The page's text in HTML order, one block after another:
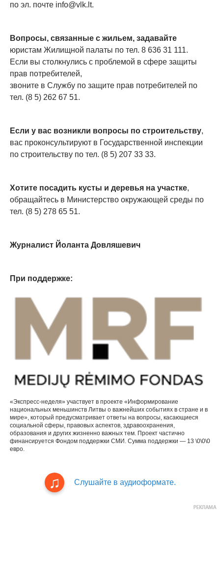
по эл. почте info@vlk.lt.
Вопросы, связанные с жильем, задавайте
юристам Жилищной палаты по тел. 8 636 31 111.
Если вы столкнулись с проблемой в сфере защиты
прав потребителей,
звоните в Службу по защите прав потребителей по
тел. (8 5) 262 67 51.
Если у вас возникли вопросы по строительству,
вас проконсультируют в Государственной инспекции
по строительству по тел. (8 5) 207 33 33.
Хотите посадить кусты и деревья на участке,
обращайтесь в Министерство окружающей среды по
тел. (8 5) 278 65 51.
Журналист Йоланта Довляшевич
При поддержке:
«Экспресс-неделя» участвует в проекте «Информирование
национальных меньшинств Литвы о важнейших событиях в стране и в
мире», который предусматривает ответы на вопросы, касающиеся
социальной сферы, правовых аспектов, здравоохранения,
образования и других жизненно важных тем. Проект частично
финансируется Фондом поддержки СМИ. Сумма поддержки — 13 \0\0\0
евро.
Слушайте в аудиоформате.